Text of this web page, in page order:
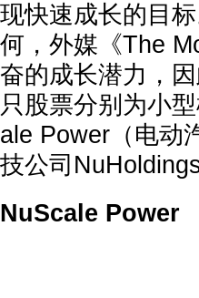
现快速成长的目
何，外媒《The
奋的成长潜力，
只股票分别为小
ale Power（电动
技公司NuHoldings
NuScale Power